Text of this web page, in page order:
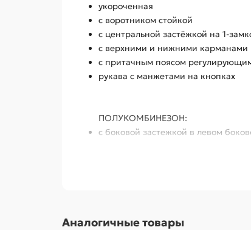
укороченная
с воротником стойкой
с центральной застёжкой на 1-
с верхними и нижними карманами
с притачным поясом
рукава с манжетами на кнопках
ПОЛУКОМБИНЕЗОН:
с боковой застежкой в левом
Аналогичные товары